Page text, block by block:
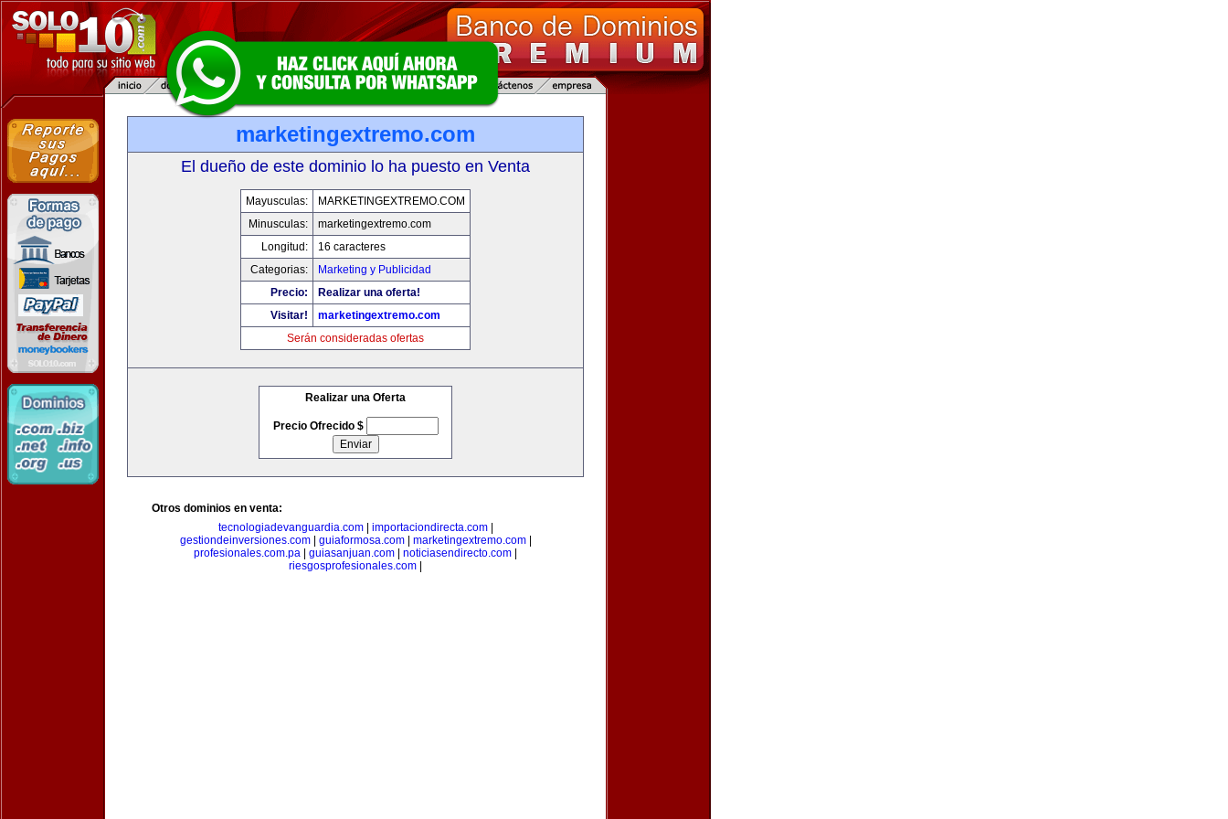
marketingextremo.com
El dueño de este dominio lo ha puesto en Venta
Mayusculas:
MARKETINGEXTREMO.COM
Minusculas:
marketingextremo.com
Longitud:
16 caracteres
Categorias:
Marketing y Publicidad
Precio:
Realizar una oferta!
Visitar!
marketingextremo.com
Serán consideradas ofertas
Realizar una Oferta
Precio Ofrecido $
Otros dominios en venta:
tecnologiadevanguardia.com| importaciondirecta.com|
gestiondeinversiones.com| guiaformosa.com| marketingextremo.com|
profesionales.com.pa
guiasanjuan.com noticiasendirecto.com
riesgosprofesionales.com